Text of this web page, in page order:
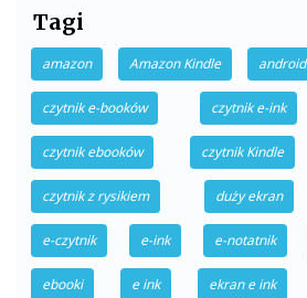
Tagi
amazon Amazon Kindle android
czytnik e-booków czytnik e-ink
czytnik ebooków czytnik Kindle
czytnik z rysikiem duży ekran
e-czytnik e-ink e-notatnik
ebooki e ink ekran e ink